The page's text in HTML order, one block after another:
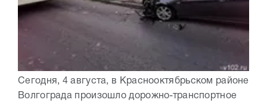
Сегодня, 4 августа, в Краснооктябрьском районе
Волгограда произошло дорожно-транспортное